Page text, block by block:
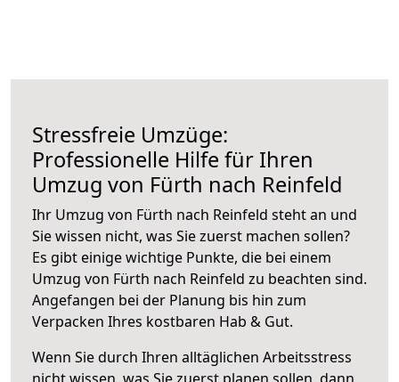
Stressfreie Umzüge:
Professionelle Hilfe für Ihren
Umzug von Fürth nach Reinfeld
Ihr Umzug von Fürth nach Reinfeld steht an und
Sie wissen nicht, was Sie zuerst machen sollen?
Es gibt einige wichtige Punkte, die bei einem
Umzug von Fürth nach Reinfeld zu beachten sind.
Angefangen bei der Planung bis hin zum
Verpacken Ihres kostbaren Hab & Gut.
Wenn Sie durch Ihren alltäglichen Arbeitsstress